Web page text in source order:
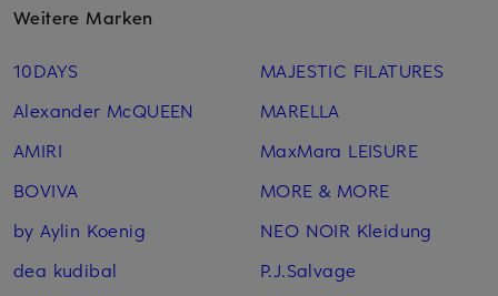
Weitere Marken
10DAYS
Alexander McQUEEN
AMIRI
BOVIVA
by Aylin Koenig
dea kudibal
MAJESTIC FILATURES
MARELLA
MaxMara LEISURE
MORE & MORE
NEO NOIR Kleidung
P.J.Salvage